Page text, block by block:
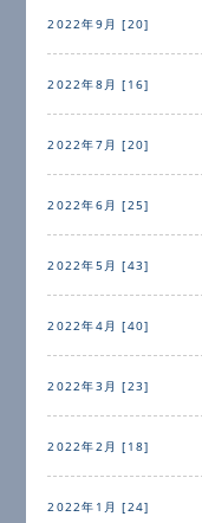
2022年9月 [20]
2022年8月 [16]
2022年7月 [20]
2022年6月 [25]
2022年5月 [43]
2022年4月 [40]
2022年3月 [23]
2022年2月 [18]
2022年1月 [24]